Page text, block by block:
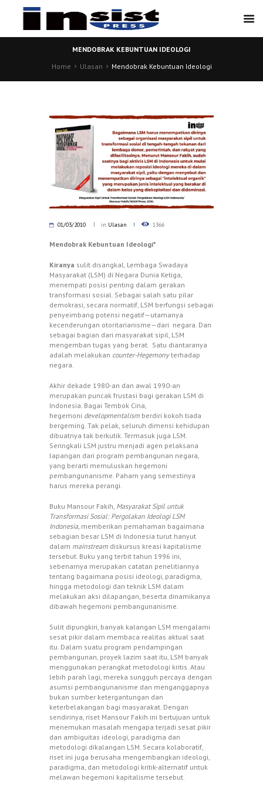
MENDOBRAK KEBUNTUAN IDEOLOGI
Home
Ulasan Mendobrak Kebuntuan Ideologi
01/03/2010 in Ulasan 1366
Mendobrak Kebuntuan Ideologi*
Kiranya sulit disangkal, Lembaga Swadaya
Masyarakat (LSM) di Negara Dunia Ketiga,
menempati posisi penting dalam gerakan
transformasi sosial. Sebagai salah satu pilar
demokrasi, secara normatif, LSM berfungsi sebagai
penyeimbang potensi negatif—utamanya
kecenderungan otoritarianisme—dari negara. Dan
sebagai bagian dari masyarakat sipil, LSM
mengemban tugas yang berat. Satu diantaranya
adalah melakukan counter-Hegemonyterhadap
negara.
Akhir dekade 1980-an dan awal 1990-an
merupakan puncak frustasi bagi gerakan LSM di
Indonesia. Bagai Tembok Cina,
hegemoni developmentalism berdiri kokoh tiada
bergeming. Tak pelak, seluruh dimensi kehidupan
dibuatnya tak berkutik. Termasuk juga LSM.
Seringkali LSM justru menjadi agen pelaksana
lapangan dari program pembangunan negara,
yang berarti memuluskan hegemoni
pembangunanisme. Paham yang semestinya
harus mereka perangi.
Buku Mansour Fakih, Masyarakat Sipil untuk
Transformasi Sosial: Pergolakan Ideologi LSM
Indonesia, memberikan pemahaman bagaimana
sebagian besar LSM di Indonesia turut hanyut
dalam mainstream diskursus kreasi kapitalisme
tersebut. Buku yang terbit tahun 1996 ini,
sebenarnya merupakan catatan penelitiannya
tentang bagaimana posisi ideologi, paradigma,
hingga metodologi dan teknik LSM dalam
melakukan aksi dilapangan, beserta dinamikanya
dibawah hegemoni pembangunanisme.
Sulit dipungkiri, banyak kalangan LSM mengalami
sesat pikir dalam membaca realitas aktual saat
itu. Dalam suatu program pendampingan
pembangunan, proyek lazim saat itu, LSM banyak
menggunakan perangkat metodologi kritis. Atau
lebih parah lagi, mereka sungguh percaya dengan
asumsi pembangunanisme dan menganggapnya
bukan sumber ketergantungan dan
keterbelakangan bagi masyarakat. Dengan
sendirinya, riset Mansour Fakih ini bertujuan untuk
menemukan masalah mengapa terjadi sesat pikir
dan ambiguitas ideologi, paradigma dan
metodologi dikalangan LSM. Secara kolaboratif,
riset ini juga berusaha mengembangkan ideologi,
paradigma, dan metodologi kritik-alternatif untuk
melawan hegemoni kapitalisme tersebut.